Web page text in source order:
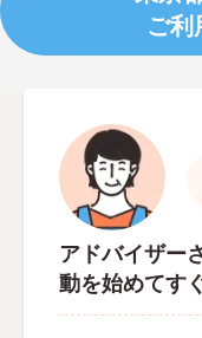
ご利
アドバイザー
動を始めてす